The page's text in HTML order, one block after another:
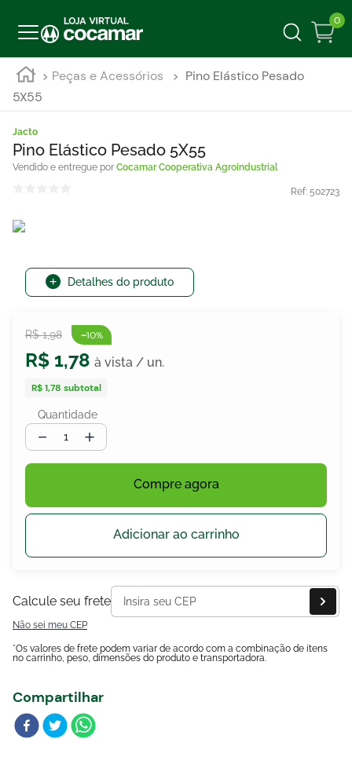
0
Peças e Acessórios
Pino Elástico Pesado
5X55
Jacto
Pino Elástico Pesado 5X55
Cocamar Cooperativa Agroindustrial
Ref: 502723
Detalhes do produto
R$ 1,98 -10%
R$ 1,78
R$ 1,78 subtotal
Quantidade
＋
－
Compre agora
Adicionar ao carrinho
Calcule seu frete
Não sei meu CEP
*Os valores de frete podem variar de acordo com a combinação de itens
no carrinho, peso, dimensões do produto e transportadora.
Compartilhar
Blog